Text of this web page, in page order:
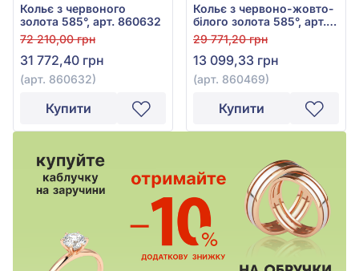
Кольє з червоного
золота 585°, арт. 860632
72 210,00 грн
31 772,40 грн
(арт. 860632)
Купити
Кольє з червоно-жовто-
білого золота 585°, арт.
860469
29 771,20 грн
13 099,33 грн
(арт. 860469)
Купити